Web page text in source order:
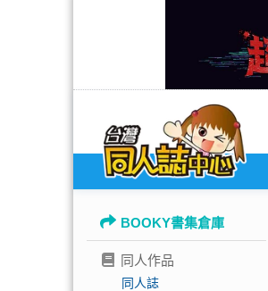
BOOKY書集倉庫
同人作品
同人誌